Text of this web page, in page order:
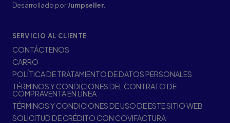
Desarrollado porJumpseller
SERVICIO AL CLIENTE
CONTÁCTENOS
CARRO
POLÍTICA DE TRATAMIENTO DE DATOS PERSONALES
TÉRMINOS Y CONDICIONES DEL CONTRATO DE
COMPRAVENTA EN LÍNEA
TÉRMINOS Y CONDICIONES DE USO DE ESTE SITIO WEB
SOLICITUD DE CRÉDITO CON COVIFACTURA